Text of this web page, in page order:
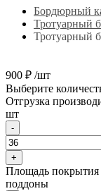
Бордюрный
Тротуарный
Тротуарный
900 ₽ /шт
Выберите
Отгрузка
шт
-
+
Площадь покрытия
поддоны